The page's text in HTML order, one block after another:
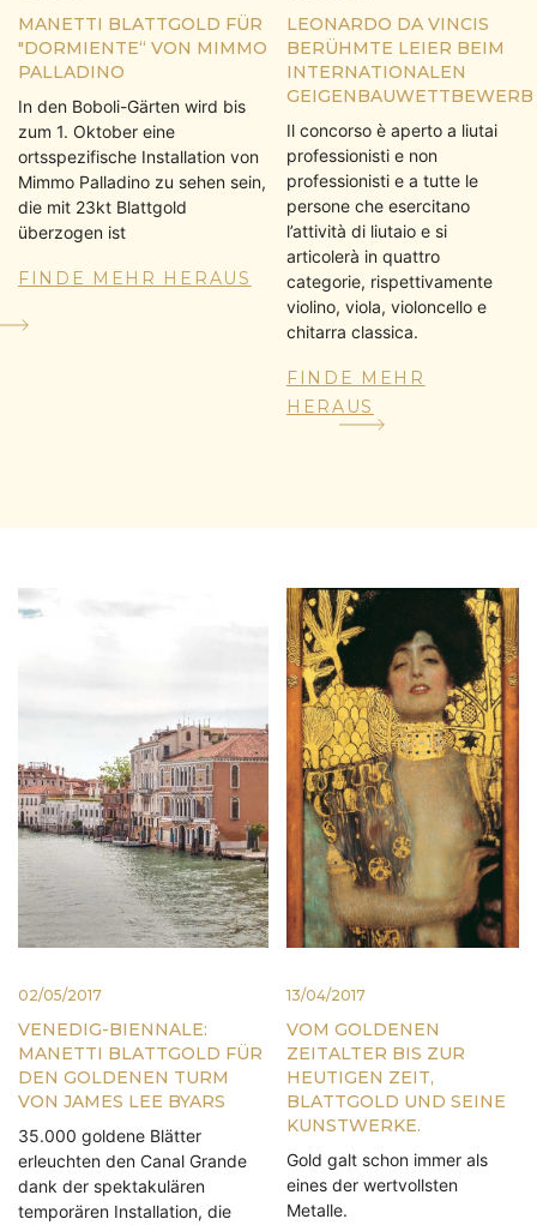
MANETTI BLATTGOLD FÜR
"DORMIENTE“ VON MIMMO
PALLADINO
In den Boboli-Gärten wird bis
zum 1. Oktober eine
ortsspezifische Installation von
Mimmo Palladino zu sehen sein,
die mit 23kt Blattgold
überzogen ist
FINDE MEHR HERAUS
LEONARDO DA VINCIS
BERÜHMTE LEIER BEIM
INTERNATIONALEN
GEIGENBAUWETTBEWERB
Il concorso è aperto a liutai
professionisti e non
professionisti e a tutte le
persone che esercitano
l’attività di liutaio e si
articolerà in quattro
categorie, rispettivamente
violino, viola, violoncello e
chitarra classica.
FINDE MEHR
HERAUS
02/05/2017
VENEDIG-BIENNALE:
MANETTI BLATTGOLD FÜR
DEN GOLDENEN TURM
VON JAMES LEE BYARS
35.000 goldene Blätter
erleuchten den Canal Grande
dank der spektakulären
temporären Installation, die
13/04/2017
VOM GOLDENEN
ZEITALTER BIS ZUR
HEUTIGEN ZEIT,
BLATTGOLD UND SEINE
KUNSTWERKE.
Gold galt schon immer als
eines der wertvollsten
Metalle.